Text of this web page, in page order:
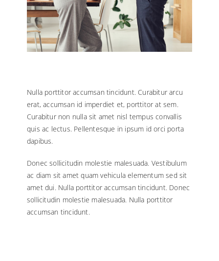
Nulla porttitor accumsan tincidunt. Curabitur arcu
erat, accumsan id imperdiet et, porttitor at sem.
Curabitur non nulla sit amet nisl tempus convallis
quis ac lectus. Pellentesque in ipsum id orci porta
dapibus.
Donec sollicitudin molestie malesuada. Vestibulum
ac diam sit amet quam vehicula elementum sed sit
amet dui. Nulla porttitor accumsan tincidunt. Donec
sollicitudin molestie malesuada. Nulla porttitor
accumsan tincidunt.